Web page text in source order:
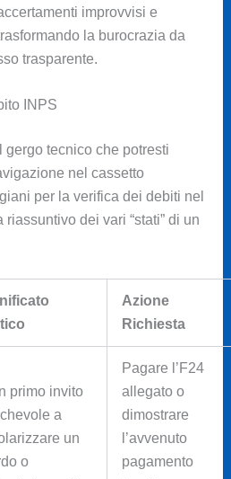
improvvisi e
la burocrazia da
trasparente.
INPS
gergo tecnico che potresti
nel cassetto
per la verifica dei debiti nel
dei vari “stati” di un
Azione
Richiesta
primo invito
a
un
o
Pagare l’F24
allegato o
dimostrare
l’avvenuto
pagamento